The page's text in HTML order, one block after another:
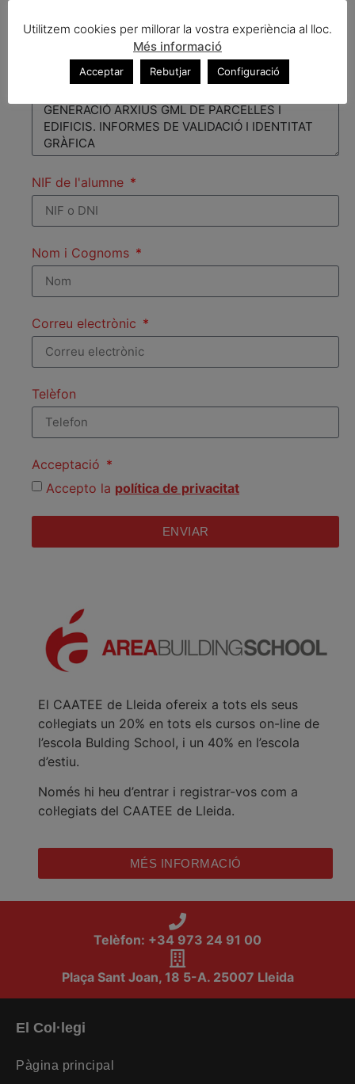
Títol del curs
NIF de l'alumne
Nom i Cognoms
Correu electrònic
Telèfon
Acceptació
Accepto la política de privacitat
ENVIAR
El CAATEE de Lleida ofereix a tots els seus
col·legiats un 20% en tots els cursos on-line de
l’escola Bulding School, i un 40% en l’escola
d’estiu.
Només hi heu d’entrar i registrar-vos com a
col·legiats del CAATEE de Lleida.
MÉS INFORMACIÓ
Telèfon: +34 973 24 91 00
Plaça Sant Joan, 18 5-A. 25007 Lleida
El Col·legi
Pàgina principal
Utilitzem cookies per millorar la vostra experiència al lloc.
Més informació
Acceptar Rebutjar Configuració